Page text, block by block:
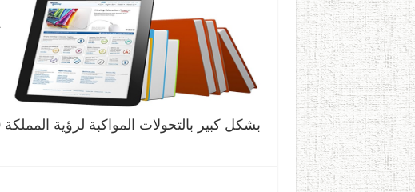
بشكل كبير بالتحولات المواكبة لرؤية المملكة 2030، فقد سعت الوزارة إلى …